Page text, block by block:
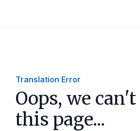
Translation Error
Oops, we
this page...